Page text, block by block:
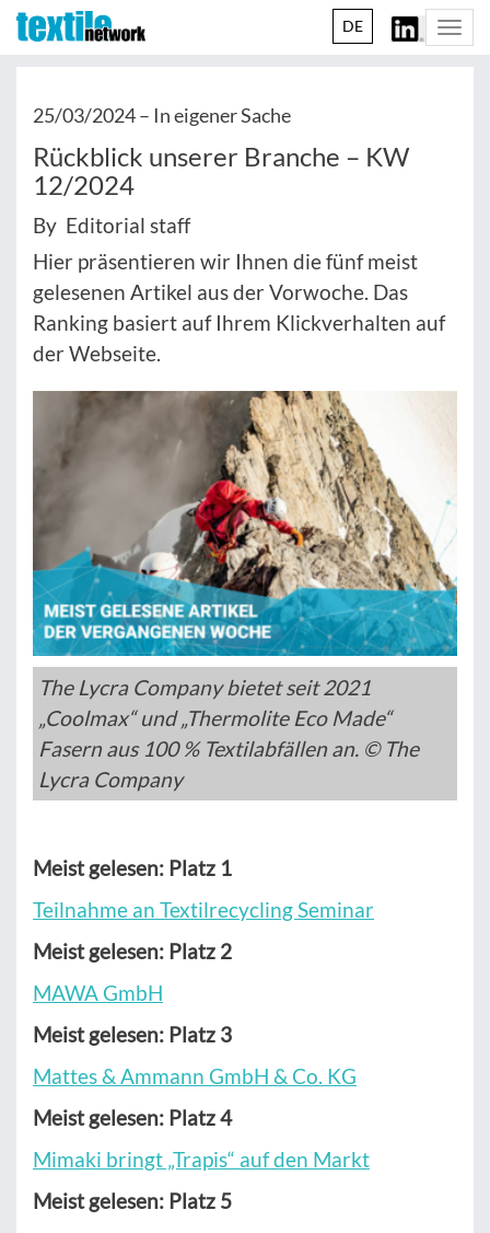
DE
25/03/2024 – In eigener Sache
Rückblick unserer Branche – KW
12/2024
By Editorial staff
Hier präsentieren wir Ihnen die fünf meist
gelesenen Artikel aus der Vorwoche. Das
Ranking basiert auf Ihrem Klickverhalten auf
der Webseite.
The Lycra Company bietet seit 2021
„Coolmax“ und „Thermolite Eco Made“
Fasern aus 100 % Textilabfällen an. © The
Lycra Company
Meist gelesen: Platz 1
Teilnahme an Textilrecycling Seminar
Meist gelesen: Platz 2
MAWA GmbH
Meist gelesen: Platz 3
Mattes & Ammann GmbH & Co. KG
Meist gelesen: Platz 4
Mimaki bringt „Trapis“ auf den Markt
Meist gelesen: Platz 5